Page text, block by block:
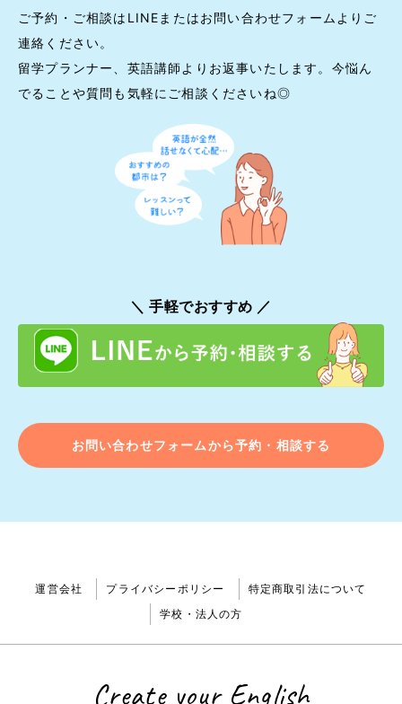
ご予約・ご相談はLINEまたはお問い合わせフォームよりご
連絡ください。
留学プランナー、英語講師よりお返事いたします。今悩ん
でることや質問も気軽にご相談くださいね◎
＼ 手軽でおすすめ ／
お問い合わせフォームから予約・相談する
運営会社 プライバシーポリシー
特定商取引法について
学校・法人の方
Create your English